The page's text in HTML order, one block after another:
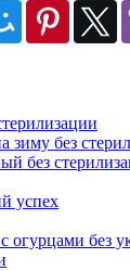
зиму без
без
успех
без